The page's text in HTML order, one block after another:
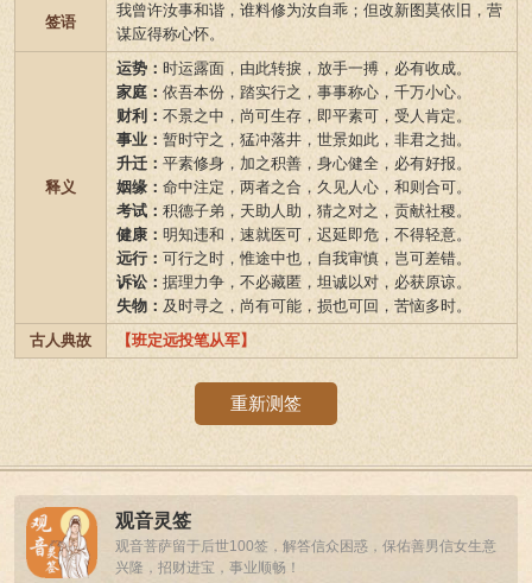
签语
我曾许汝事和谐，谁料修为汝自乖；但改新图莫依旧，营
谋应得称心怀。
释义
运势： 时运露面，由此转捩，放手一搏，必有收成。
家庭： 依吾本份，踏实行之，事事称心，千万小心。
财利： 不景之中，尚可生存，即平素可，受人肯定。
事业： 暂时守之，猛冲落井，世景如此，非君之拙。
升迁： 平素修身，加之积善，身心健全，必有好报。
姻缘： 命中注定，两者之合，久见人心，和则合可。
考试： 积德子弟，天助人助，猜之对之，贡献社稷。
健康： 明知违和，速就医可，迟延即危，不得轻意。
远行： 可行之时，惟途中也，自我审慎，岂可差错。
诉讼： 据理力争，不必藏匿，坦诚以对，必获原谅。
失物： 及时寻之，尚有可能，损也可回，苦恼多时。
古人典故
【班定远投笔从军】
重新测签
观音灵签
观音菩萨留于后世100签，解答信众困惑，保佑善男信女生意
兴隆，招财进宝，事业顺畅！